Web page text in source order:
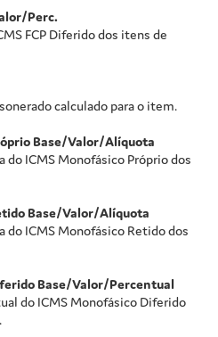
Perc.
FCP Diferido dos itens de
calculado para o item.
Base/Valor/Alíquota
do ICMS Monofásico Próprio dos
Base/Valor/Alíquota
do ICMS Monofásico Retido dos
Base/Valor/Percentual
do ICMS Monofásico Diferido